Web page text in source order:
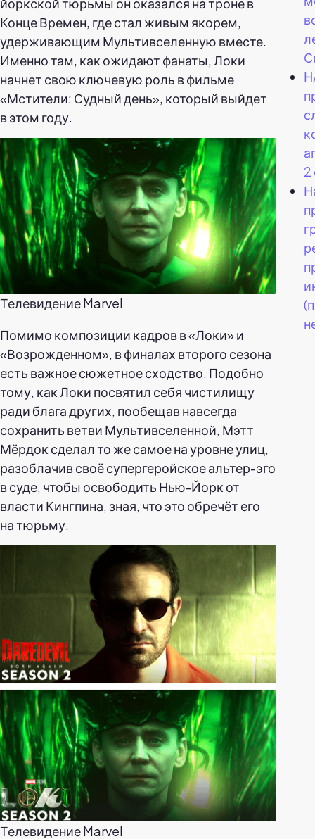
йоркской тюрьмы он оказался на троне в
Конце Времен, где стал живым якорем,
удерживающим Мультивселенную вместе.
Именно там, как ожидают фанаты, Локи
начнет свою ключевую роль в фильме
«Мстители: Судный день», который выйдет
в этом году.
Телевидение Marvel
Помимо композиции кадров в «Локи» и
«Возрожденном», в финалах второго сезона
есть важное сюжетное сходство. Подобно
тому, как Локи посвятил себя чистилищу
ради блага других, пообещав навсегда
сохранить ветви Мультивселенной, Мэтт
Мёрдок сделал то же самое на уровне улиц,
разоблачив своё супергеройское альтер-эго
в суде, чтобы освободить Нью-Йорк от
власти Кингпина, зная, что это обречёт его
на тюрьму.
Телевидение Marvel
2